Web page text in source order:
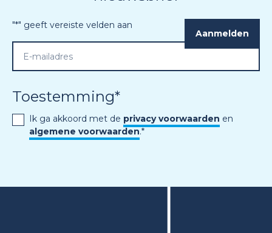
"*" geeft vereiste velden aan
Toestemming*
Ik ga akkoord met de privacy voorwaarden en
algemene voorwaarden.*